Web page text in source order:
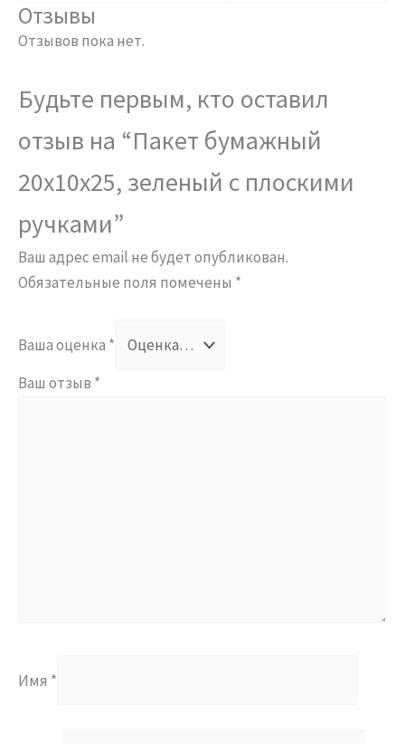
Отзывы
Отзывов пока нет.
Будьте первым, кто оставил
отзыв на “Пакет бумажный
20х10х25, зеленый с плоскими
ручками”
Ваш адрес email не будет опубликован.
Обязательные поля помечены *
Ваша оценка *
Ваш отзыв *
Имя *